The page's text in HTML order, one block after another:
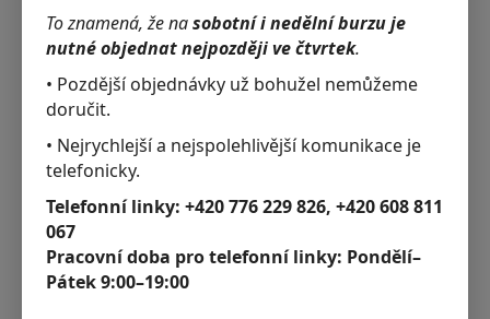
To znamená, že nasobotní i nedělní burzu je
nutné objednat nejpozději ve čtvrtek.
• Pozdější objednávky už bohužel nemůžeme
doručit.
• Nejrychlejší a nejspolehlivější komunikace je
telefonicky.
Telefonní linky: +420 776 229 826, +420 608 811
067
Pracovní doba pro telefonní linky: Pondělí–
Pátek 9:00–19:00